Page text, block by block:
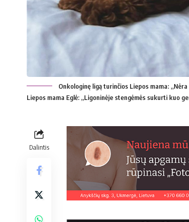
Onkologinę ligą turinčios Liepos mama:
Liepos mama Eglė: „Ligoninėje stengėmės sukurti kuo
Dalintis